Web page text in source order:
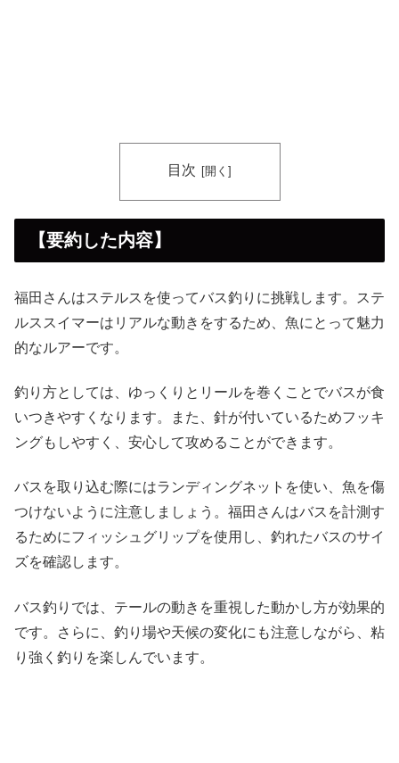
目次
【要約した内容】
福田さんはステルスを使ってバス釣りに挑戦します。ステ
ルススイマーはリアルな動きをするため、魚にとって魅力
的なルアーです。
釣り方としては、ゆっくりとリールを巻くことでバスが食
いつきやすくなります。また、針が付いているためフッキ
ングもしやすく、安心して攻めることができます。
バスを取り込む際にはランディングネットを使い、魚を傷
つけないように注意しましょう。福田さんはバスを計測す
るためにフィッシュグリップを使用し、釣れたバスのサイ
ズを確認します。
バス釣りでは、テールの動きを重視した動かし方が効果的
です。さらに、釣り場や天候の変化にも注意しながら、粘
り強く釣りを楽しんでいます。